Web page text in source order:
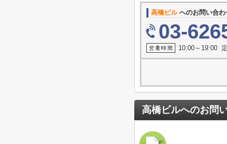
高橋ビルへのお問い合
03-
10:00～19:00
高橋ビルへのお問